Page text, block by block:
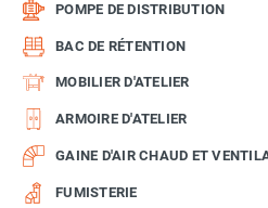
POMPE DE DISTRIBUTION
BAC DE RÉTENTION
MOBILIER D'ATELIER
ARMOIRE D'ATELIER
GAINE D'AIR CHAUD ET
FUMISTERIE